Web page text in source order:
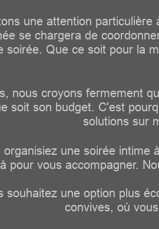
une attention
se chargera de
soirée. Que ce soit pour la
nous croyons fermement
soit son budget. C'est
solutions sur
organisiez une soirée intime
pour vous accompagner.
souhaitez une option plus
convives, où